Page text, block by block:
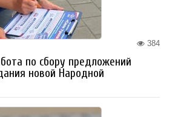
384
по сбору предложений
новой Народной